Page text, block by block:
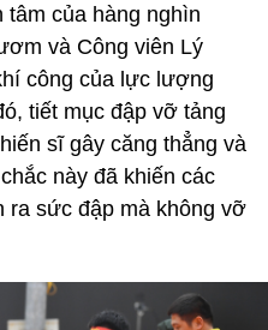
tâm của hàng nghìn
và Công viên Lý
công của lực lượng
tiết mục đập vỡ tảng
sĩ gây căng thẳng và
này đã khiến các
ra sức đập mà không vỡ